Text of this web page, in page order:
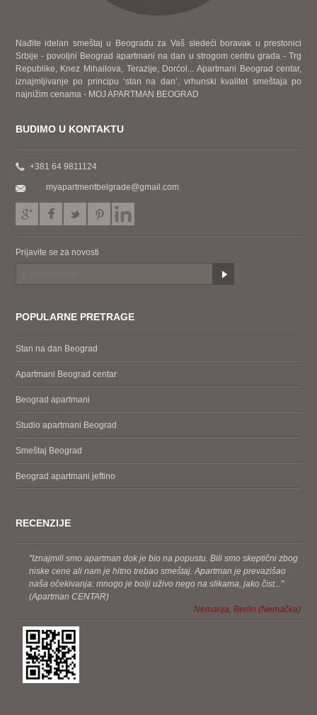
Nađite idelan smeštaj u Beogradu za Vaš sledeći boravak u prestonici
Srbije - povoljni Beograd apartmani na dan u strogom centru grada - Trg
Republike, Knez Mihailova, Terazije, Dorćol... Apartmani Beograd centar,
iznajmljivanje po principu ‘stan na dan’, vrhunski kvalitet smeštaja po
najnižim cenama - MOJ APARTMAN BEOGRAD
BUDIMO U KONTAKTU
+381 64 9811124
myapartmentbelgrade@gmail.com
Prijavite se za novosti
POPULARNE PRETRAGE
Stan na dan Beograd
Apartmani Beograd centar
Beograd apartmani
Studio apartmani Beograd
Smeštaj Beograd
Beograd apartmani jeftino
RECENZIJE
''Iznajmili smo apartman dok je bio na popustu. Bili smo skeptični zbog
niske cene ali nam je hitno trebao smeštaj. Apartman je prevazišao
naša očekivanja: mnogo je bolji uživo nego na slikama, jako čist...''
(Apartman CENTAR)
Nemanja, Berlin (Nemačka)